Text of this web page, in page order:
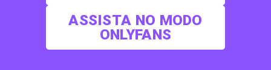
ASSISTA NO MODO
ONLYFANS